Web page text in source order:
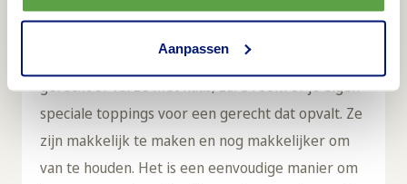
Aanpassen
toppings. Serveer ze als een op zichzelf staand
gerecht of vul ze met kaas, zure room of je eigen
speciale toppings voor een gerecht dat opvalt. Ze
zijn makkelijk te maken en nog makkelijker om
van te houden. Het is een eenvoudige manier om